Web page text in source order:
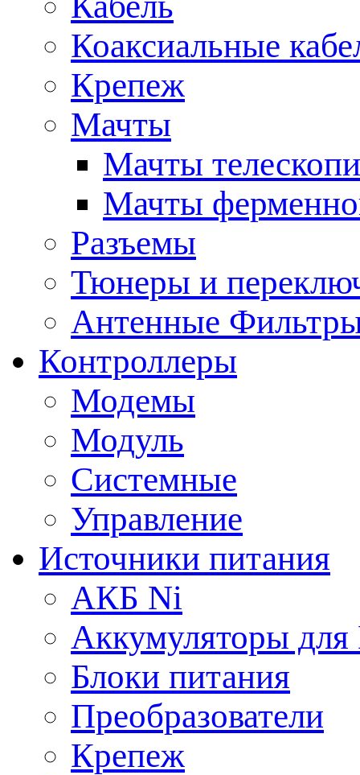
Коаксиальные
Крепеж
Мачты
Мачты
Мачты
Разъемы
Тюнеры и
Антенные
Контроллеры
Модемы
Модуль
Системные
Управление
Источники питания
АКБ Ni
Аккумуляторы
Блоки питания
Преобразователи
Крепеж